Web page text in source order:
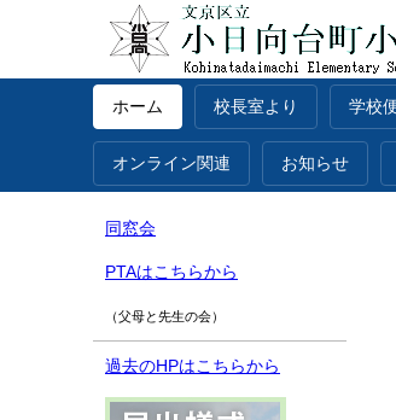
ホーム 校長室より 学校
オンライン関連 お知らせ
同窓会
PTAはこちらから
（父母と先生の会）
過去のHPはこちらから